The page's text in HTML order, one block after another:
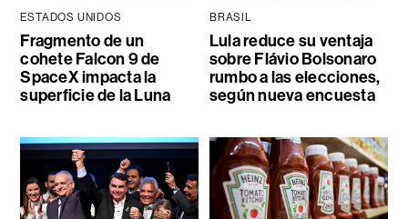
ESTADOS UNIDOS
Fragmento de un
cohete Falcon 9 de
SpaceX impacta la
superficie de la Luna
BRASIL
Lula reduce su ventaja
sobre Flávio Bolsonaro
rumbo a las elecciones,
según nueva encuesta